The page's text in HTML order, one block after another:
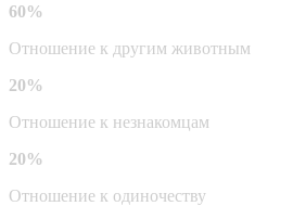
60%
Отношение к другим животным
20%
Отношение к незнакомцам
20%
Отношение к одиночеству